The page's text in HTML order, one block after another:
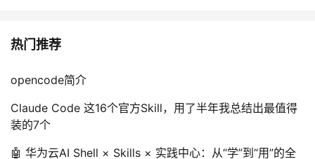
热门推荐
opencode简介
Claude Code 这16个官方Skill，用了半年我总结出最值得
装的7个
🤖 华为云AI Shell × Skills × 实践中心：从“学”到“用”的全